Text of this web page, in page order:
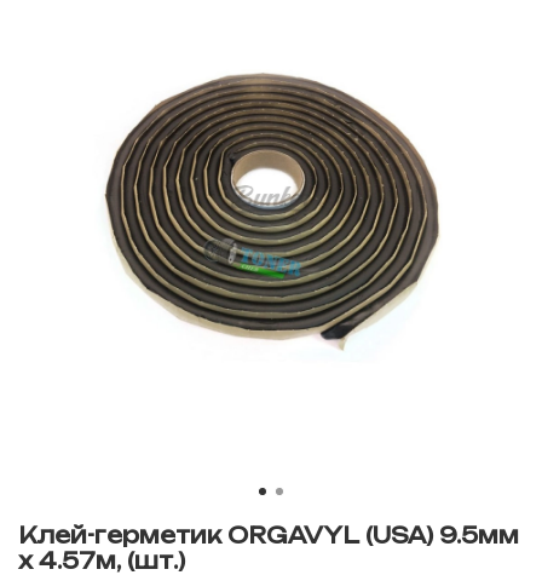
Клей-герметик ORGAVYL (USA) 9.5мм
x 4.57м, (шт.)